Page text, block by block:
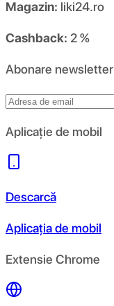
Magazin: liki24.ro
Cashback: 2 %
Abonare newsletter
Aplicație de mobil
Descarcă
Aplicația de mobil
Extensie Chrome